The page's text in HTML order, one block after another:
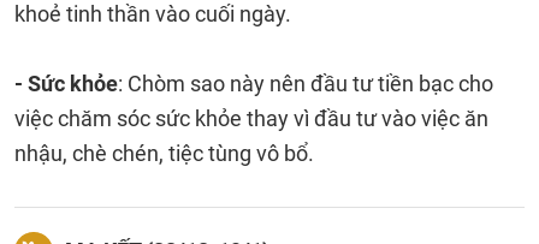
khoẻ tinh thần vào cuối ngày.
- Sức khỏe: Chòm sao này nên đầu tư tiền bạc cho
việc chăm sóc sức khỏe thay vì đầu tư vào việc ăn
nhậu, chè chén, tiệc tùng vô bổ.